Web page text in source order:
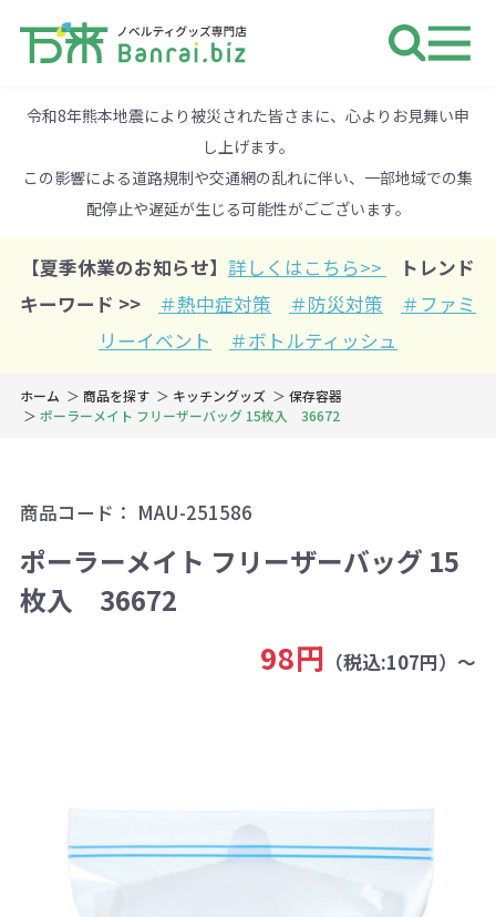
令和8年熊本地震により被災された皆さまに、心よりお見舞い申
し上げます。
この影響による道路規制や交通網の乱れに伴い、一部地域での集
配停止や遅延が生じる可能性がごございます。
【夏季休業のお知らせ】 詳しくはこちら>>
トレンド
キーワード >>
＃熱中症対策 ＃防災対策
＃ファミ
リーイベント
＃ボトルティッシュ
ホーム 商品を探す キッチングッズ
保存容器
ポーラーメイト フリーザーバッグ 15枚入 36672
商品コード： MAU-251586
ポーラーメイト フリーザーバッグ 15
枚入 36672
98円 （税込:107円）～